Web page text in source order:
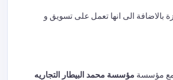
بالاضافة الى انها تعمل على تسويق و
مع مؤسسة مؤسسة محمد البيطار التجاريه